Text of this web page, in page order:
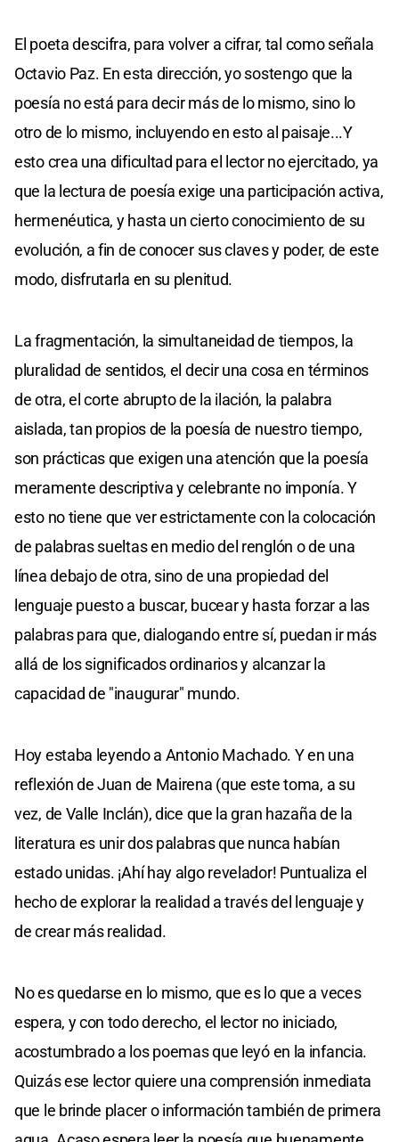
El poeta descifra, para volver a cifrar, tal como señala
Octavio Paz. En esta dirección, yo sostengo que la
poesía no está para decir más de lo mismo, sino lo
otro de lo mismo, incluyendo en esto al paisaje...Y
esto crea una dificultad para el lector no ejercitado, ya
que la lectura de poesía exige una participación activa,
hermenéutica, y hasta un cierto conocimiento de su
evolución, a fin de conocer sus claves y poder, de este
modo, disfrutarla en su plenitud.
La fragmentación, la simultaneidad de tiempos, la
pluralidad de sentidos, el decir una cosa en términos
de otra, el corte abrupto de la ilación, la palabra
aislada, tan propios de la poesía de nuestro tiempo,
son prácticas que exigen una atención que la poesía
meramente descriptiva y celebrante no imponía. Y
esto no tiene que ver estrictamente con la colocación
de palabras sueltas en medio del renglón o de una
línea debajo de otra, sino de una propiedad del
lenguaje puesto a buscar, bucear y hasta forzar a las
palabras para que, dialogando entre sí, puedan ir más
allá de los significados ordinarios y alcanzar la
capacidad de "inaugurar" mundo.
Hoy estaba leyendo a Antonio Machado. Y en una
reflexión de Juan de Mairena (que este toma, a su
vez, de Valle Inclán), dice que la gran hazaña de la
literatura es unir dos palabras que nunca habían
estado unidas. ¡Ahí hay algo revelador! Puntualiza el
hecho de explorar la realidad a través del lenguaje y
de crear más realidad.
No es quedarse en lo mismo, que es lo que a veces
espera, y con todo derecho, el lector no iniciado,
acostumbrado a los poemas que leyó en la infancia.
Quizás ese lector quiere una comprensión inmediata
que le brinde placer o información también de primera